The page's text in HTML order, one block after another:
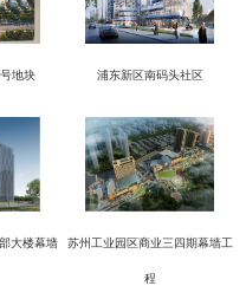
地块 浦东新区南码头社区
大楼幕墙 苏州工业园区商业三四期幕墙工
程